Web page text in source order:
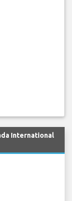
International